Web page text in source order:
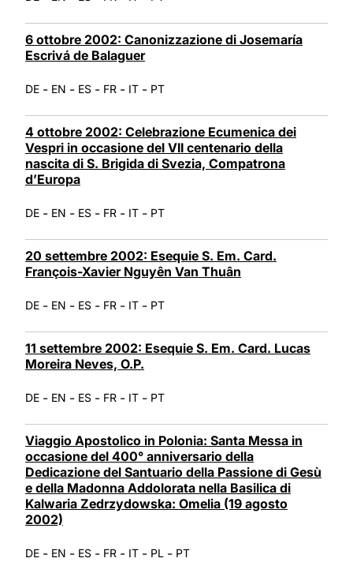
6 ottobre 2002: Canonizzazione di Josemaría
Escrivá de Balaguer
DE - EN - ES - FR - IT - PT
4 ottobre 2002: Celebrazione Ecumenica dei
Vespri in occasione del VII centenario della
nascita di S. Brigida di Svezia, Compatrona
d’Europa
DE - EN - ES - FR - IT - PT
20 settembre 2002: Esequie S. Em. Card.
François-Xavier Nguyên Van Thuân
DE - EN - ES - FR - IT - PT
11 settembre 2002: Esequie S. Em. Card. Lucas
Moreira Neves, O.P.
DE - EN - ES - FR - IT - PT
Viaggio Apostolico in Polonia: Santa Messa in
occasione del 400° anniversario della
Dedicazione del Santuario della Passione di Gesù
e della Madonna Addolorata nella Basilica di
Kalwaria Zedrzydowska: Omelia (19 agosto
2002)
DE - EN - ES - FR - IT - PL - PT